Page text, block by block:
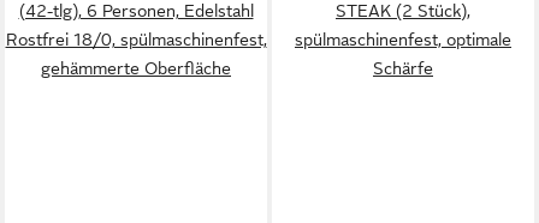
(42-tlg), 6 Personen, Edelstahl
Rostfrei 18/0, spülmaschinenfest,
gehämmerte Oberfläche
STEAK (2 Stück),
spülmaschinenfest, optimale
Schärfe